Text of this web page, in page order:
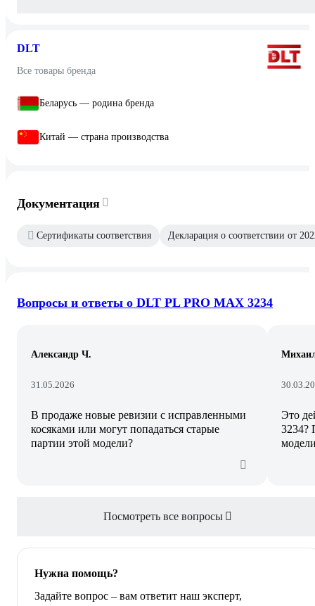
DLT
Все товары бренда
Беларусь — родина бренда
Китай — страна производства
Документация
Сертификаты соответствия Декларация о соответствии от
Вопросы и ответы о DLT PL PRO MAX 3234
Александр Ч.
31.05.2026
В продаже новые ревизии с исправленными
косяками или могут попадаться старые
партии этой модели?
Это
3234?
Посмотреть все вопросы
Нужна помощь?
Задайте вопрос – вам ответит наш эксперт,